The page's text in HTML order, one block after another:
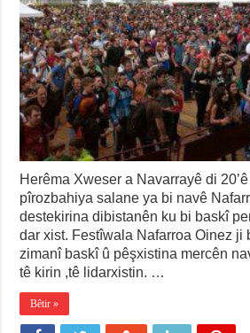
Herêma Xweser a Navarrayê di
pîrozbahiya salane ya bi navê
destekirina dibistanên ku bi baskî
dar xist. Festîwala Nafarroa Oinez ji
zimanî baskî û pêşxistina mercên
tê kirin ,tê lidarxistin. …
Bêtir »